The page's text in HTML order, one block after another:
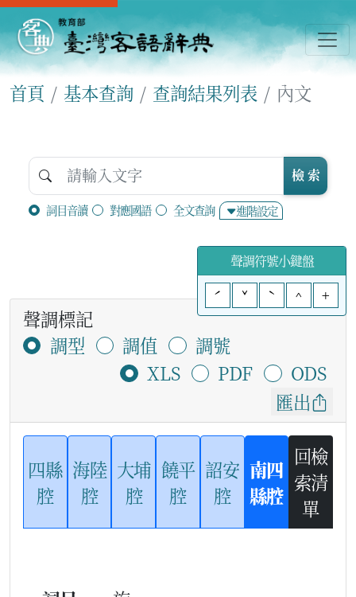
首頁 基本查詢 查詢結果列表 內文
詞目音讀 對應國語 全文查詢 進階設定
檢 索
聲調符號小鍵盤
ˊ
ˇ ˋ ^ +
聲調標記
調型
調值
調號
XLS
PDF
ODS
匯出
四縣
腔
海陸
腔
大埔
腔
饒平
腔
詔安
腔
南四
縣腔
回檢
索清
單